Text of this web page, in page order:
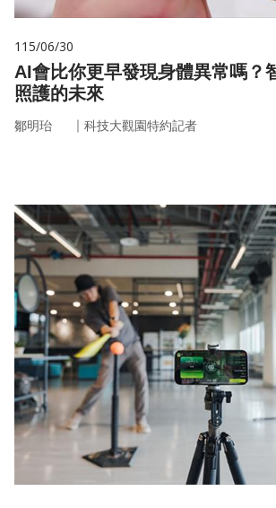
115/06/30
AI會比你更早發現身體異常嗎？
照護的未來
鄒明珆 ｜ 科技大觀園特約記者